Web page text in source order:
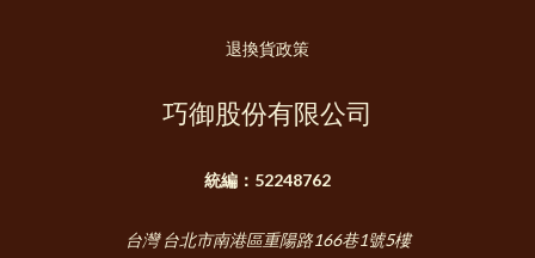
退換貨政策
巧御股份有限公司
統編：52248762
台灣 台北市南港區重陽路166巷1號5樓